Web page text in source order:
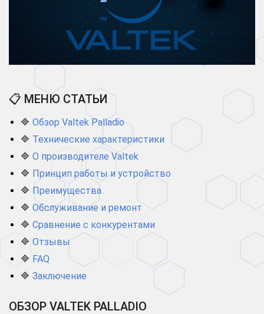
📋 МЕНЮ СТАТЬИ
🔷 Обзор Valtek Palladio
🔷 Технические характеристики
🔷 О производителе Valtek
🔷 Принцип работы и устройство
🔷 Преимущества
🔷 Обслуживание и ремонт
🔷 Сравнение с конкурентами
🔷 Отзывы
🔷 FAQ
🔷 Заключение
ОБЗОР VALTEK PALLADIO